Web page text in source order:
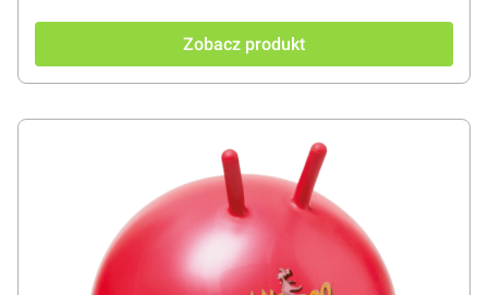
Zobacz produkt